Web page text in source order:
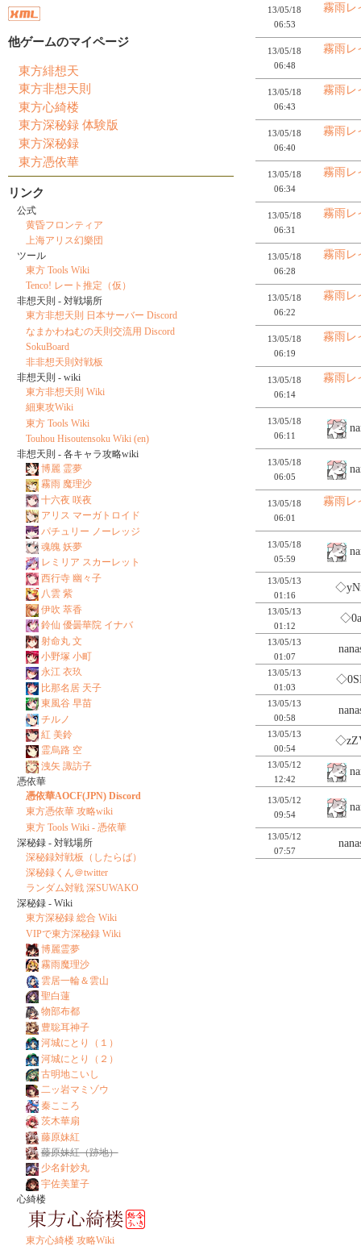
13/05/18
06:53
霧雨レ
13/05/18
06:48
霧雨レ
13/05/18
06:43
霧雨レ
13/05/18
06:40
霧雨レ
13/05/18
06:34
霧雨レ
13/05/18
06:31
霧雨レ
13/05/18
06:28
霧雨レ
13/05/18
06:22
霧雨レ
13/05/18
06:19
霧雨レ
13/05/18
06:14
霧雨レ
13/05/18
06:11
13/05/18
06:05
13/05/18
06:01
霧雨レ
13/05/18
05:59
13/05/13
01:16
13/05/13
01:12
13/05/13
01:07
13/05/13
01:03
13/05/13
00:58
13/05/13
00:54
13/05/12
12:42
13/05/12
09:54
13/05/12
07:57
他ゲームのマイページ
東方緋想天
東方非想天則
東方心綺楼
東方深秘録 体験版
東方深秘録
東方憑依華
リンク
公式
黄昏フロンティア
上海アリス幻樂団
ツール
東方 Tools Wiki
Tenco! レート推定（仮）
非想天則 - 対戦場所
東方非想天則 日本サーバー Discord
なまかわねむの天則交流用 Discord
SokuBoard
非非想天則対戦板
非想天則 - wiki
東方非想天則 Wiki
細東攻Wiki
東方 Tools Wiki
Touhou Hisoutensoku Wiki (en)
非想天則 - 各キャラ攻略wiki
博麗 霊夢
霧雨 魔理沙
十六夜 咲夜
アリス マーガトロイド
パチュリー ノーレッジ
魂魄 妖夢
レミリア スカーレット
西行寺 幽々子
八雲 紫
伊吹 萃香
鈴仙 優曇華院 イナバ
射命丸 文
小野塚 小町
永江 衣玖
比那名居 天子
東風谷 早苗
チルノ
紅 美鈴
霊烏路 空
洩矢 諏訪子
憑依華
憑依華AOCF(JPN) Discord
東方憑依華 攻略wiki
東方 Tools Wiki - 憑依華
深秘録 - 対戦場所
深秘録対戦板（したらば）
深秘録くん＠twitter
ランダム対戦 深SUWAKO
深秘録 - Wiki
東方深秘録 総合 Wiki
VIPで東方深秘録 Wiki
博麗霊夢
霧雨魔理沙
雲居一輪＆雲山
聖白蓮
物部布都
豊聡耳神子
河城にとり（１）
河城にとり（２）
古明地こいし
二ッ岩マミゾウ
秦こころ
茨木華扇
藤原妹紅
藤原妹紅（跡地）
少名針妙丸
宇佐美菫子
心綺楼
東方心綺楼 攻略Wiki